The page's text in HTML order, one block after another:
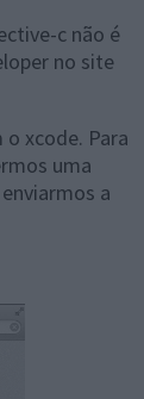
c não é
no site
xcode. Para
uma
a